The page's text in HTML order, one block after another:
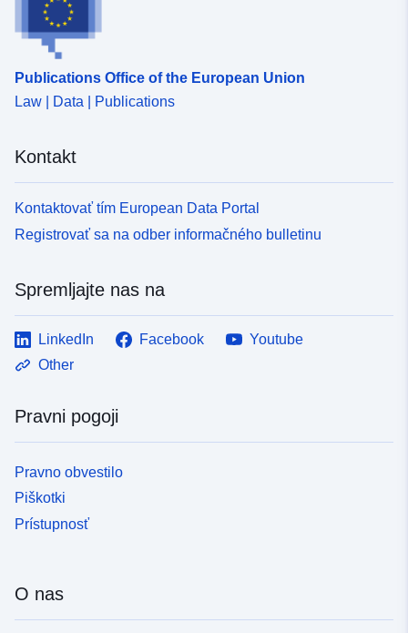
Publications Office of the European Union
Law | Data | Publications
Kontakt
Kontaktovať tím European Data Portal
Registrovať sa na odber informačného bulletinu
Spremljajte nas na
LinkedIn Facebook
Youtube
Other
Pravni pogoji
Pravno obvestilo
Piškotki
Prístupnosť
O nas